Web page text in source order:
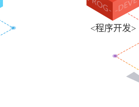
<程序开发>